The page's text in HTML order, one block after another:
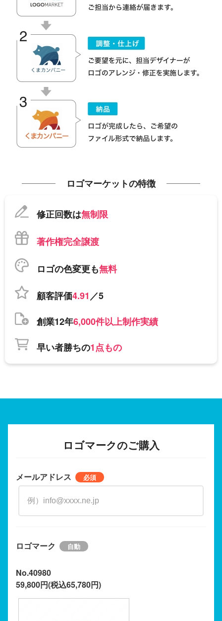
ロゴマーケットの特徴
修正回数は無制限
著作権完全譲渡
ロゴの色変更も無料
顧客評価4.91／5
創業12年6,000件以上制作実績
早い者勝ちの1点もの
ロゴマークのご購入
メールアドレス
ロゴマーク
No.40980
59,800円(税込65,780円)